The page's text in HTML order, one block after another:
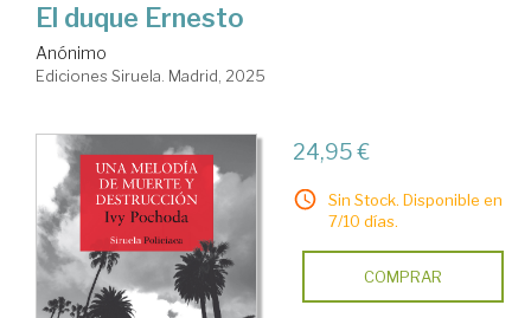
El duque Ernesto
Anónimo
Ediciones Siruela. Madrid, 2025
24,95 €
Sin Stock. Disponible en
7/10 días.
COMPRAR